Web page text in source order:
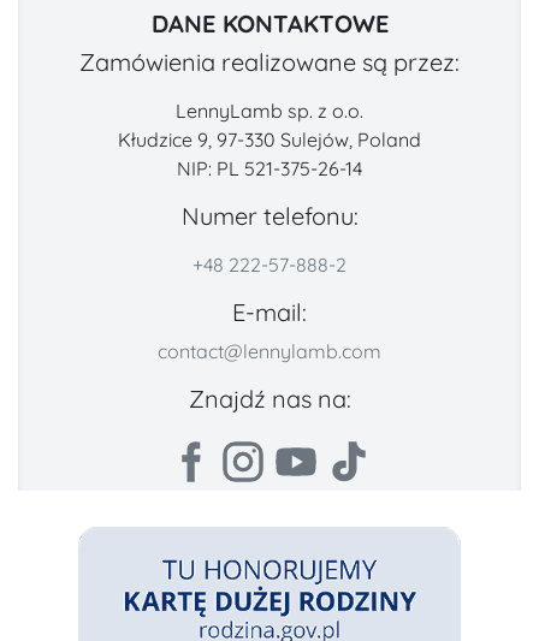
DANE KONTAKTOWE
Zamówienia realizowane są przez:
LennyLamb sp. z o.o.
Kłudzice 9, 97-330 Sulejów, Poland
NIP: PL 521-375-26-14
Numer telefonu:
+48 222-57-888-2
E-mail:
contact@lennylamb.com
Znajdź nas na: